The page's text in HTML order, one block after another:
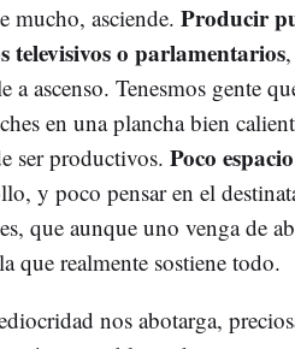
mucho, asciende. Producir
televisivos o parlamentarios,
a ascenso. Tenesmos gente
en una plancha bien
ser productivos. Poco
y poco pensar en el
que aunque uno venga de
que realmente sostiene todo.
nos abotarga,